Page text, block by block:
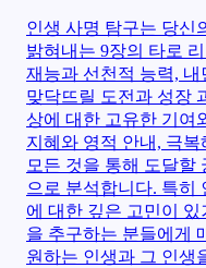
인생 사명 탐구는 당신
밝혀내는 9장의 타로
재능과 선천적 능력, 내
맞닥뜨릴 도전과 성장
상에 대한 고유한 기여
지혜와 영적 안내, 극복
모든 것을 통해 도달할
으로 분석합니다. 특히
에 대한 깊은 고민이
을 추구하는 분들에게
원하는 인생과 그 인생